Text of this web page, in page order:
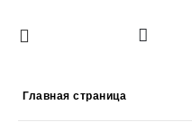
Главная страница